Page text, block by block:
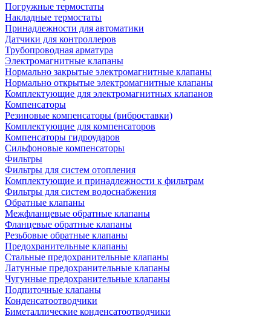
Погружные термостаты
Накладные термостаты
Принадлежности для автоматики
Датчики для контроллеров
Трубопроводная арматура
Электромагнитные клапаны
Нормально закрытые электромагнитные клапаны
Нормально открытые электромагнитные клапаны
Комплектующие для электромагнитных клапанов
Компенсаторы
Резиновые компенсаторы (виброставки)
Комплектующие для компенсаторов
Компенсаторы гидроударов
Сильфоновые компенсаторы
Фильтры
Фильтры для систем отопления
Комплектующие и принадлежности к фильтрам
Фильтры для систем водоснабжения
Обратные клапаны
Межфланцевые обратные клапаны
Фланцевые обратные клапаны
Резьбовые обратные клапаны
Предохранительные клапаны
Стальные предохранительные клапаны
Латунные предохранительные клапаны
Чугунные предохранительные клапаны
Подпиточные клапаны
Конденсатоотводчики
Биметаллические конденсатоотводчики